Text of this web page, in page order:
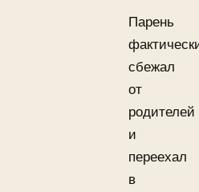
Парень
сбежал
от
родителей
и
переехал
в